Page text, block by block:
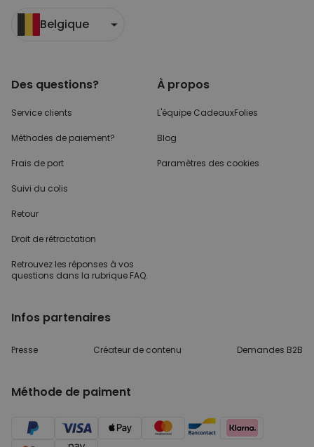
Belgique
Des questions?
Service clients
Méthodes de paiement?
Frais de port
Suivi du colis
Retour
Droit de rétractation
Retrouvez les réponses à vos
questions dans la rubrique FAQ.
À propos
L'équipe CadeauxFolies
Blog
Paramètres des cookies
Infos partenaires
Presse Créateur de contenu Demandes B2B
Méthode de paiment